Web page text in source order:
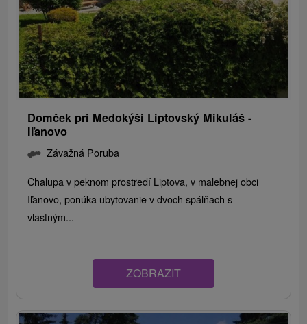
Domček pri Medokýši Liptovský Mikuláš -
Iľanovo
Závažná Poruba
Chalupa v peknom prostredí Liptova, v malebnej obci
Iľanovo, ponúka ubytovanie v dvoch spálňach s
vlastným...
ZOBRAZIT